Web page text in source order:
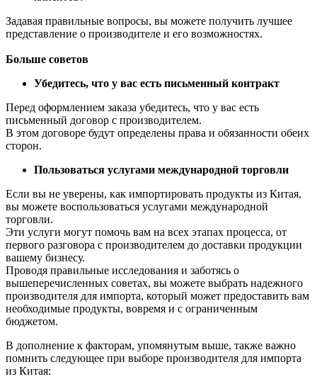
Задавая правильные вопросы, вы можете получить лучшее
представление о производителе и его возможностях.
Больше советов
Убедитесь, что у вас есть письменный контракт
Перед оформлением заказа убедитесь, что у вас есть
письменный договор с производителем.
В этом договоре будут определены права и обязанности обеих
сторон.
Пользоваться услугами международной торговли
Если вы не уверены, как импортировать продукты из Китая,
вы можете воспользоваться услугами международной
торговли.
Эти услуги могут помочь вам на всех этапах процесса, от
первого разговора с производителем до доставки продукции
вашему бизнесу.
Проводя правильные исследования и заботясь о
вышеперечисленных советах, вы можете выбрать надежного
производителя для импорта, который может предоставить вам
необходимые продукты, вовремя и с ограниченным
бюджетом.
В дополнение к факторам, упомянутым выше, также важно
помнить следующее при выборе производителя для импорта
из Китая: